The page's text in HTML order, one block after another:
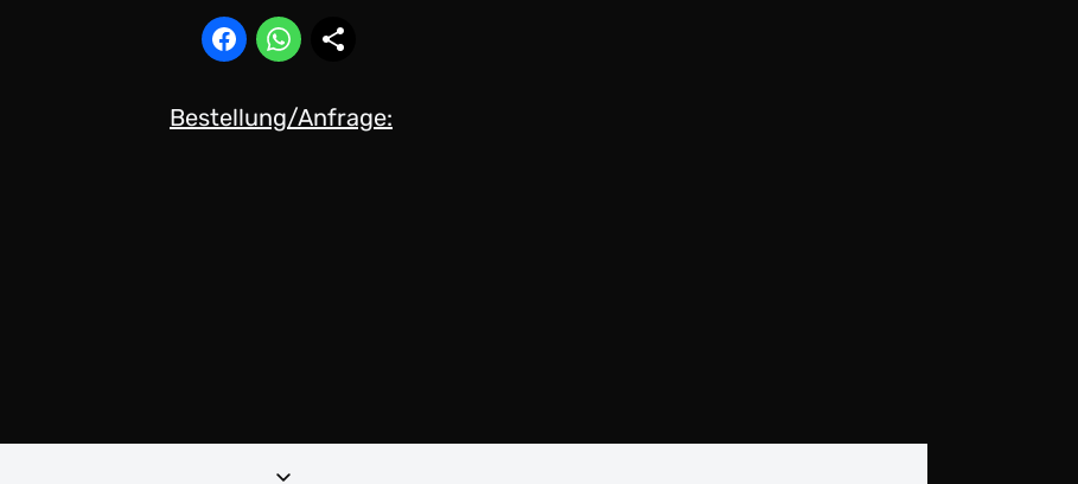
Bestellung/Anfrage: